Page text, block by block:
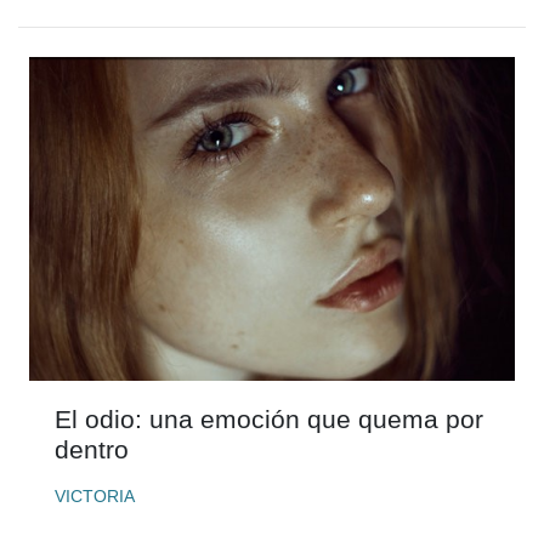
El odio: una emoción que quema por
dentro
VICTORIA